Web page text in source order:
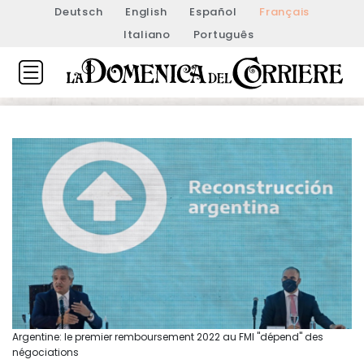
Deutsch English Español
Français
Italiano
Português
Argentine: le premier remboursement 2022 au FMI "dépend" des
négociations